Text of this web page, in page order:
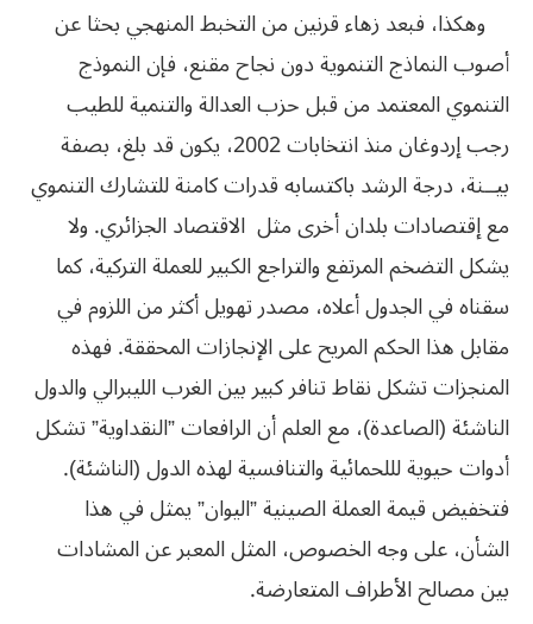
وهكذا، فبعد زهاء قرنين من التخبط المنهجي بحثا عن
أصوب النماذج التنموية دون نجاح مقنع، فإن النموذج
التنموي المعتمد من قبل حزب العدالة والتنمية للطيب
رجب إردوغان منذ انتخابات 2002، يكون قد بلغ، بصفة
بيــنة، درجة الرشد باكتسابه قدرات كامنة للتشارك التنموي
مع إقتصادات بلدان أخرى مثل الاقتصاد الجزائري. ولا
يشكل التضخم المرتفع والتراجع الكبير للعملة التركية، كما
سقناه في الجدول أعلاه، مصدر تهويل أكثر من اللزوم في
مقابل هذا الحكم المريح على الإنجازات المحققة. فهذه
المنجزات تشكل نقاط تنافر كبير بين الغرب الليبرالي والدول
الناشئة (الصاعدة)، مع العلم أن الرافعات ”النقداوية” تشكل
أدوات حيوية لللحمائية والتنافسية لهذه الدول (الناشئة).
فتخفيض قيمة العملة الصينية ”اليوان” يمثل في هذا
الشأن، على وجه الخصوص، المثل المعبر عن المشادات
بين مصالح الأطراف المتعارضة.